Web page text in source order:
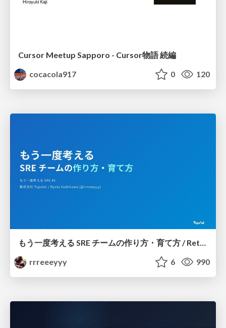
Cursor Meetup Sapporo - Cursor物語 続編
cocacola917
0 120
もう一度考える SRE チームの作り方・育て方 / Rethinking SRE #1: Building and Growing SRE Teams
rrreeeyyy
6 990